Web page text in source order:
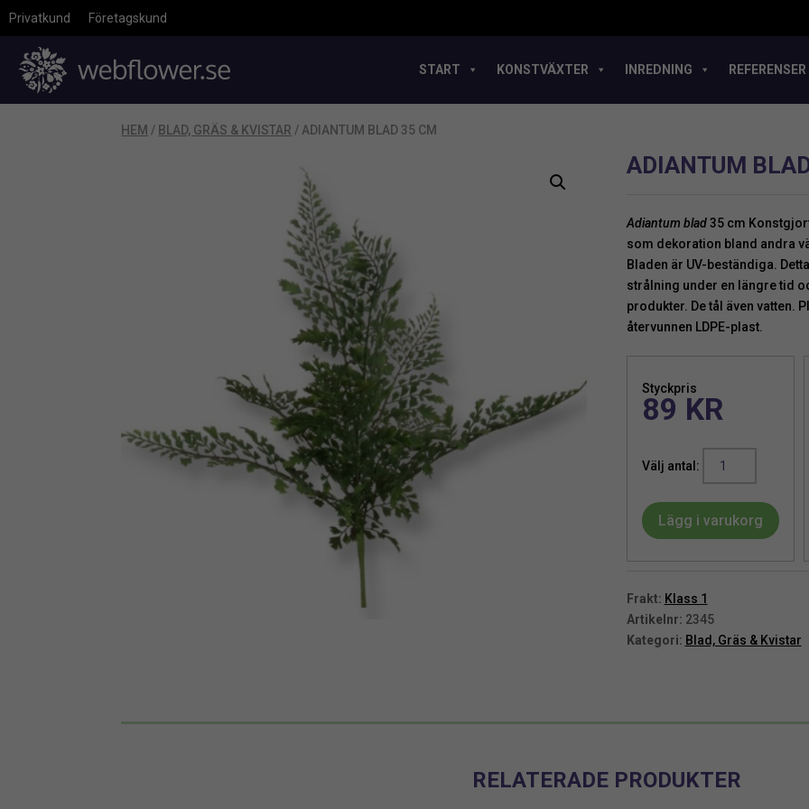
Privatkund Företagskund
START KONSTVÄXTER INREDNING REFERENSER
HEM / BLAD, GRÄS & KVISTAR / ADIANTUM BLAD 35 CM
ADIANTUM
Adiantum blad35 cm
som dekoration bland andra
Bladen är UV-beständiga.
strålning under en längre tid
produkter. De tål även vatten.
återvunnen LDPE-plast.
Styckpris
89 KR
cm
mängd
Lägg i varukorg
Frakt: Klass 1
Artikelnr: 2345
Kategori: Blad, Gräs & Kvistar
RELATERADE PRODUKTER